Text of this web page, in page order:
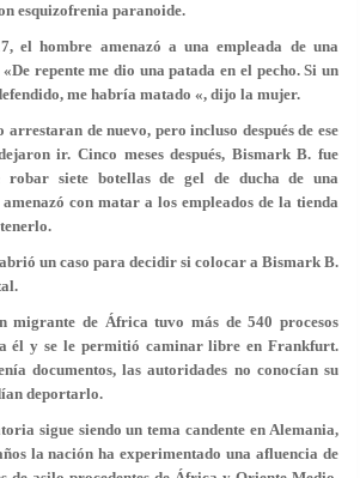
esquizofrenia paranoide.
el hombre amenazó a una empleada de una
repente me dio una patada en el pecho. Si un
me habría matado «, dijo la mujer.
de nuevo, pero incluso después de ese
ir. Cinco meses después, Bismark B. fue
robar siete botellas de gel de ducha de una
con matar a los empleados de la tienda
un caso para decidir si colocar a Bismark B.
migrante de África tuvo más de 540 procesos
él y se le permitió caminar libre en Frankfurt.
documentos, las autoridades no conocían su
deportarlo.
sigue siendo un tema candente en Alemania,
la nación ha experimentado una afluencia de